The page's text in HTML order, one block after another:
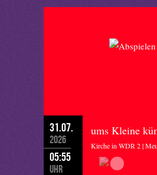
31.07.
2026
05:55
Uhr
ums Kleine
Kirche in WDR 2 |